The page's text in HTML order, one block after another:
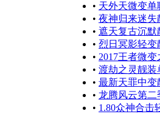
• 天外天微变
• 夜神归来迷失
• 遮天复古沉
• 烈日冥影轻变
• 2017王者微
• 渡劫之灵靓
• 最新天罪中变
• 龙腾风云第
• 1.80众神合击